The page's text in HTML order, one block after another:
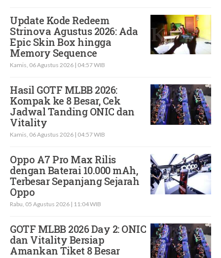
Update Kode Redeem
Strinova Agustus 2026: Ada
Epic Skin Box hingga
Memory Sequence
Kamis, 06 Agustus 2026 | 04:57 WIB
Hasil GOTF MLBB 2026:
Kompak ke 8 Besar, Cek
Jadwal Tanding ONIC dan
Vitality
Kamis, 06 Agustus 2026 | 04:57 WIB
Oppo A7 Pro Max Rilis
dengan Baterai 10.000 mAh,
Terbesar Sepanjang Sejarah
Oppo
Rabu, 05 Agustus 2026 | 11:04 WIB
GOTF MLBB 2026 Day 2: ONIC
dan Vitality Bersiap
Amankan Tiket 8 Besar